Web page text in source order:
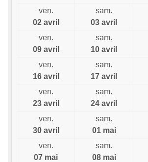
ven.
02 avril
sam.
03 avril
ven.
09 avril
sam.
10 avril
ven.
16 avril
sam.
17 avril
ven.
23 avril
sam.
24 avril
ven.
30 avril
sam.
01 mai
ven.
07 mai
sam.
08 mai